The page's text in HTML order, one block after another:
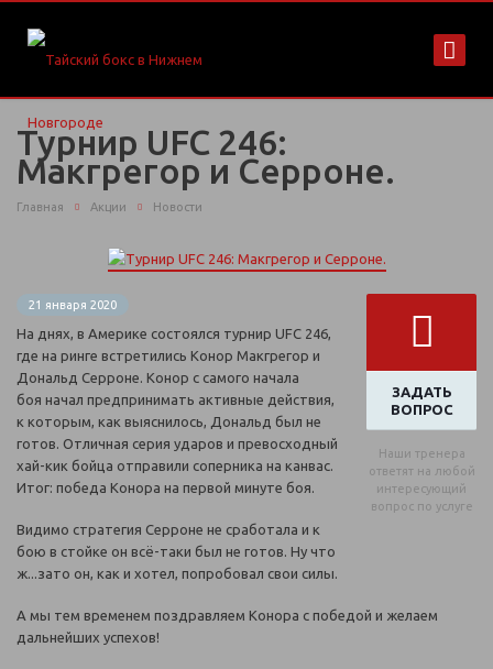
Турнир UFC 246:
Макгрегор и Серроне.
Главная Акции Новости
ЗАДАТЬ
ВОПРОС
Наши тренера
ответят на любой
интересующий
вопрос по услуге
21 января 2020
На днях, в Америке состоялся турнир UFC 246,
где на ринге встретились Конор Макгрегор и
Дональд Серроне. Конор с самого начала
боя начал предпринимать активные действия,
к которым, как выяснилось, Дональд был не
готов. Отличная серия ударов и превосходный
хай-кик бойца отправили соперника на канвас.
Итог: победа Конора на первой минуте боя.
Видимо стратегия Серроне не сработала и к
бою в стойке он всё-таки был не готов. Ну что
ж...зато он, как и хотел, попробовал свои силы.
А мы тем временем поздравляем Конора с победой и желаем
дальнейших успехов!